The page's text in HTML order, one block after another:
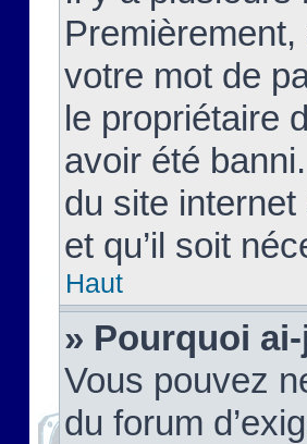
votre mot de
le propriétaire
avoir été
du site
et qu’il soit
Haut
» Pourquoi
Vous pouvez
du forum